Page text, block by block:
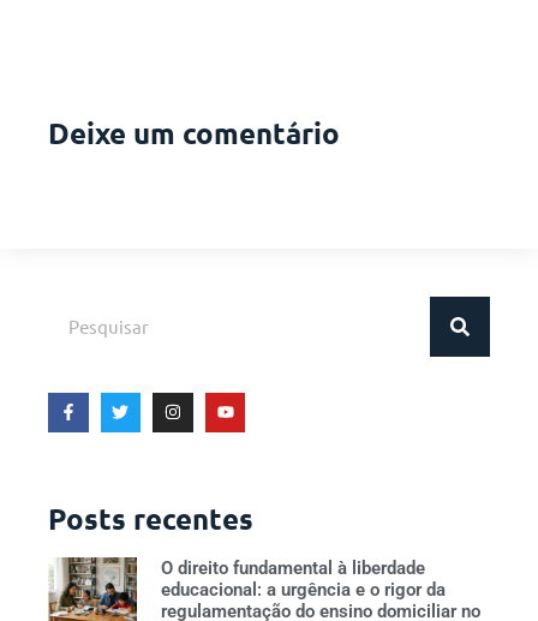
Deixe um comentário
Posts recentes
O direito fundamental à liberdade
educacional: a urgência e o rigor da
regulamentação do ensino domiciliar no